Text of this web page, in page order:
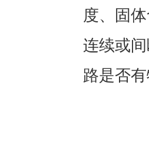
度、固
连续或
路是否